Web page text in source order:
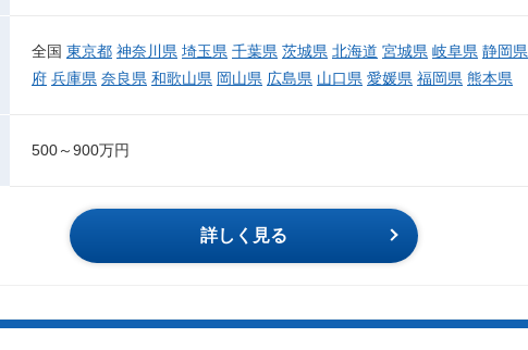
全国 東京都 神奈川県 埼玉県 千葉県 茨城県 北海道 宮城県 岐阜県 静岡県
府 兵庫県 奈良県 和歌山県 岡山県 広島県 山口県 愛媛県 福岡県 熊本県
500～900万円
詳しく見る